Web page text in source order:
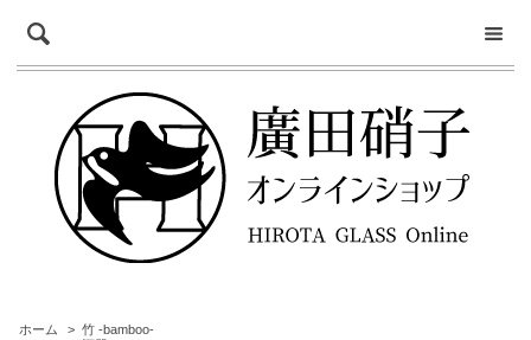
ホーム > 竹 -bamboo-